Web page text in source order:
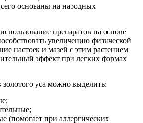
основаны на народных
препаратов на основе
увеличению физической
настоек и мазей с этим растением
эффект при легких формах
золотого уса можно выделить:
(помогает при аллергических